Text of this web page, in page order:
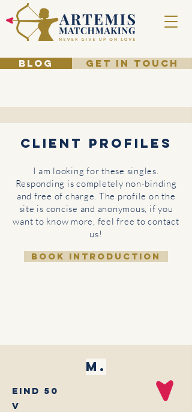
BLOG GET IN TOUCH
Client Profiles
I am looking for these singles.
Responding is completely non-binding
and free of charge. The profile on the
site is concise and anonymous, if you
want to know more, feel free to contact
us!
BOOK INTRODUCTION
M.
Eind 50
V